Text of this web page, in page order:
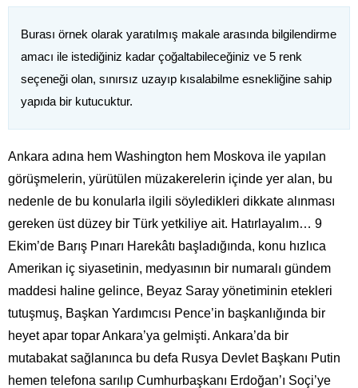
Burası örnek olarak yaratılmış makale arasında bilgilendirme
amacı ile istediğiniz kadar çoğaltabileceğiniz ve 5 renk
seçeneği olan, sınırsız uzayıp kısalabilme esnekliğine sahip
yapıda bir kutucuktur.
Ankara adına hem Washington hem Moskova ile yapılan
görüşmelerin, yürütülen müzakerelerin içinde yer alan, bu
nedenle de bu konularla ilgili söyledikleri dikkate alınması
gereken üst düzey bir Türk yetkiliye ait. Hatırlayalım… 9
Ekim’de Barış Pınarı Harekâtı başladığında, konu hızlıca
Amerikan iç siyasetinin, medyasının bir numaralı gündem
maddesi haline gelince, Beyaz Saray yönetiminin etekleri
tutuşmuş, Başkan Yardımcısı Pence’in başkanlığında bir
heyet apar topar Ankara’ya gelmişti. Ankara’da bir
mutabakat sağlanınca bu defa Rusya Devlet Başkanı Putin
hemen telefona sarılıp Cumhurbaşkanı Erdoğan’ı Soçi’ye